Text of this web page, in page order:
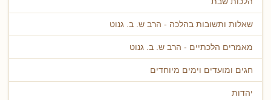
שאלות ותשובות בהלכה - הרב ש. ב. גנוט
מאמרים הלכתיים - הרב ש. ב. גנוט
חגים ומועדים וימים מיוחדים
יהדות